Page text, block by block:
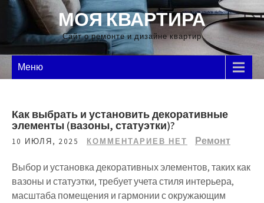
Перейти
содержимому
МОЯ КВАРТИРА
Сайт о ремонте и дизайне квартир
Меню
Как выбрать и установить декоративные
элементы (вазоны, статуэтки)?
10 ИЮЛЯ, 2025 КОММЕНТАРИЕВ НЕТ Ремонт
Выбор и установка декоративных элементов, таких как
вазоны и статуэтки, требует учета стиля интерьера,
масштаба помещения и гармонии с окружающим